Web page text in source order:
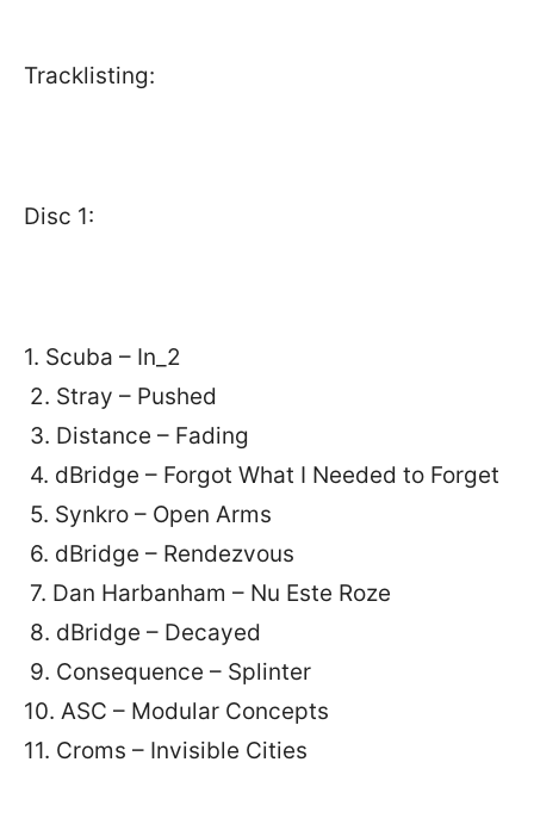
Tracklisting:
Disc 1:
1. Scuba – In_2
2. Stray – Pushed
3. Distance – Fading
4. dBridge – Forgot What I Needed to Forget
5. Synkro – Open Arms
6. dBridge – Rendezvous
7. Dan Harbanham – Nu Este Roze
8. dBridge – Decayed
9. Consequence – Splinter
10. ASC – Modular Concepts
11. Croms – Invisible Cities